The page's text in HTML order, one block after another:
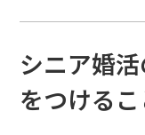
シニア婚
をつけるこ